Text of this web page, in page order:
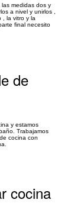
medidas dos y
a nivel y unirlos ,
, la vitro y la
final necesito
de
y estamos
Trabajamos
cocina con
cocina